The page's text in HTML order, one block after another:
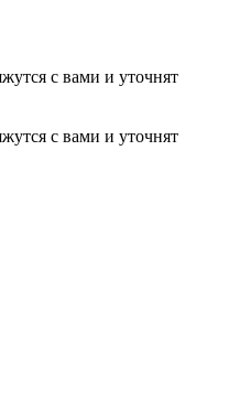
с вами и уточнят
с вами и уточнят